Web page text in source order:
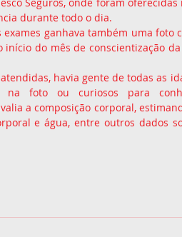
durante todo o dia.
exames ganhava também uma foto
início do mês de conscientização
havia gente de todas as
na foto ou curiosos para
a composição corporal,
e água, entre outros dados